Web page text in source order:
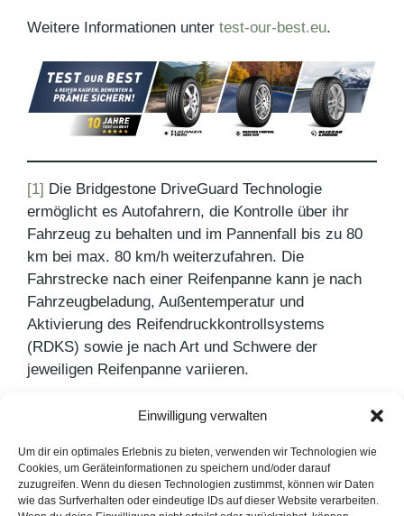
Einwilligung verwalten
Um dir ein optimales Erlebnis zu bieten, verwenden wir Technologien wie
Cookies, um Geräteinformationen zu speichern und/oder darauf
zuzugreifen. Wenn du diesen Technologien zustimmst, können wir Daten
wie das Surfverhalten oder eindeutige IDs auf dieser Website verarbeiten.
Weitere Informationen unter test-our-best.eu.
[1] Die Bridgestone DriveGuard Technologie
ermöglicht es Autofahrern, die Kontrolle über ihr
Fahrzeug zu behalten und im Pannenfall bis zu 80
km bei max. 80 km/h weiterzufahren. Die
Fahrstrecke nach einer Reifenpanne kann je nach
Fahrzeugbeladung, Außentemperatur und
Aktivierung des Reifendruckkontrollsystems
(RDKS) sowie je nach Art und Schwere der
jeweiligen Reifenpanne variieren.
Pressemitteilungen
Schlagwörter
Bridgestone,Reifenhersteller,Test our Best
Pulse Groove Technologie
Süßes Bagel-Frühstück